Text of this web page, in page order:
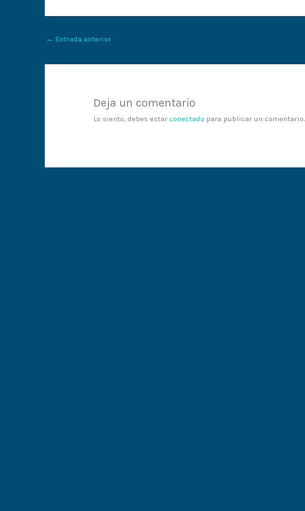
← Entrada anterior
Deja un comentario
Lo siento, debes estarconectado para publicar un comentario.